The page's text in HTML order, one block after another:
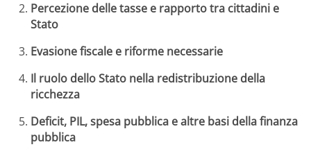
Percezione delle tasse e rapporto tra cittadini e
Stato
Evasione fiscale e riforme necessarie
Il ruolo dello Stato nella redistribuzione della
ricchezza
Deficit, PIL, spesa pubblica e altre basi della finanza
pubblica